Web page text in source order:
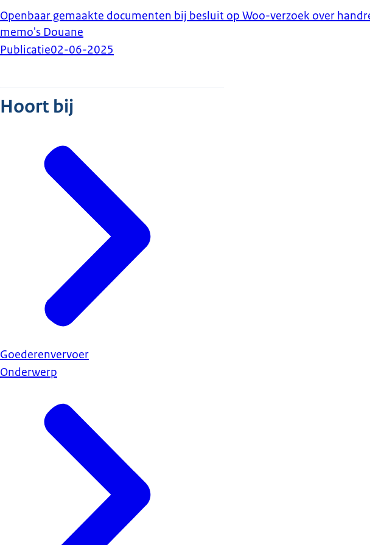
Openbaar gemaakte documenten bij besluit op Woo-verzoek over
memo's Douane
Publicatie02-06-2025
Hoort bij
Goederenvervoer
Onderwerp